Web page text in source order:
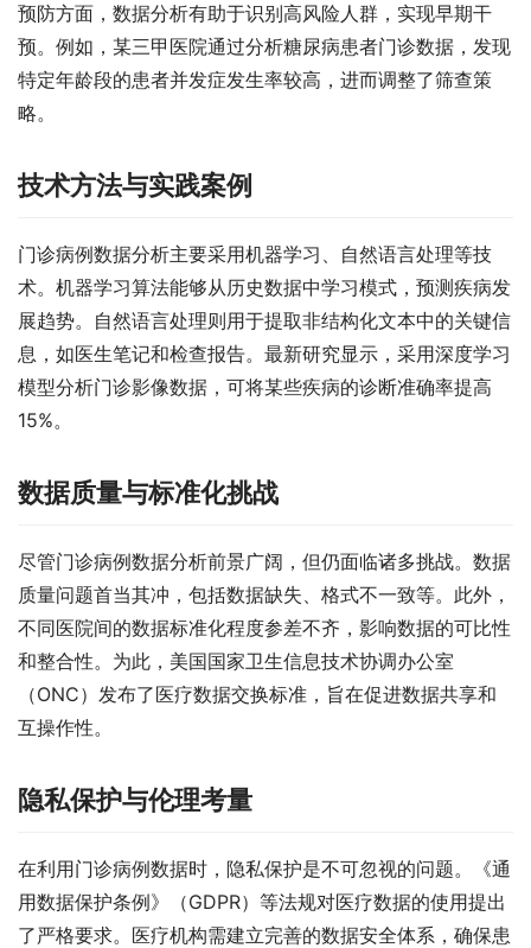
预防方面，数据分析有助于识别高风险人群，实现早期干
预。例如，某三甲医院通过分析糖尿病患者门诊数据，发现
特定年龄段的患者并发症发生率较高，进而调整了筛查策
略。
技术方法与实践案例
门诊病例数据分析主要采用机器学习、自然语言处理等技
术。机器学习算法能够从历史数据中学习模式，预测疾病发
展趋势。自然语言处理则用于提取非结构化文本中的关键信
息，如医生笔记和检查报告。最新研究显示，采用深度学习
模型分析门诊影像数据，可将某些疾病的诊断准确率提高
15%。
数据质量与标准化挑战
尽管门诊病例数据分析前景广阔，但仍面临诸多挑战。数据
质量问题首当其冲，包括数据缺失、格式不一致等。此外，
不同医院间的数据标准化程度参差不齐，影响数据的可比性
和整合性。为此，美国国家卫生信息技术协调办公室
（ONC）发布了医疗数据交换标准，旨在促进数据共享和
互操作性。
隐私保护与伦理考量
在利用门诊病例数据时，隐私保护是不可忽视的问题。《通
用数据保护条例》（GDPR）等法规对医疗数据的使用提出
了严格要求。医疗机构需建立完善的数据安全体系，确保患